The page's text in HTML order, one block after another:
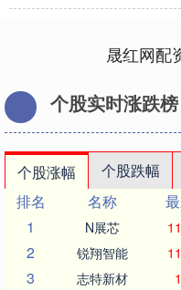
晟红网配
个股实时涨跌榜
个股涨幅 个股跌幅
排名
名称
1
N展芯
2 锐翔智能
3 志特新材